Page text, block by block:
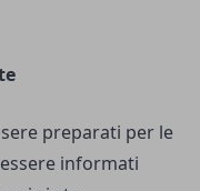
preparati per le
informati